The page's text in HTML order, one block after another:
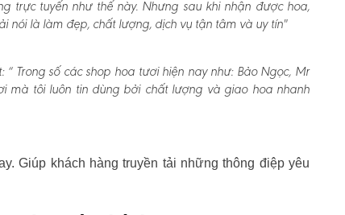
trực tuyến như thế này. Nhưng sau khi nhận được hoa,
nói là làm đẹp, chất lượng, dịch vụ tận tâm và uy tín"
“ Trong số các shop hoa tươi hiện nay như: Bảo Ngọc, Mr
mà tôi luôn tin dùng bởi chất lượng và giao hoa nhanh
Giúp khách hàng truyền tải những thông điệp yêu